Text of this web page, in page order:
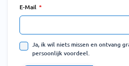
E-Mail
Ja, ik wil niets missen en ontvang
persoonlijk voordeel.